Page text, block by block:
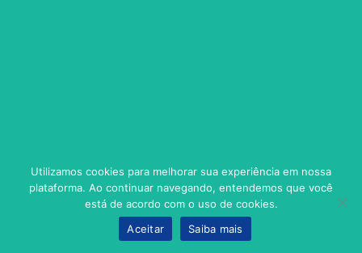
Utilizamos cookies para melhorar sua experiência em nossa
plataforma. Ao continuar navegando, entendemos que você
está de acordo com o uso de cookies.
Aceitar
Saiba mais